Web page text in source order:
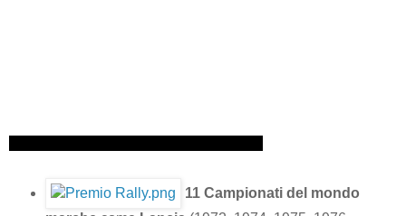
11 Campionati del mondo